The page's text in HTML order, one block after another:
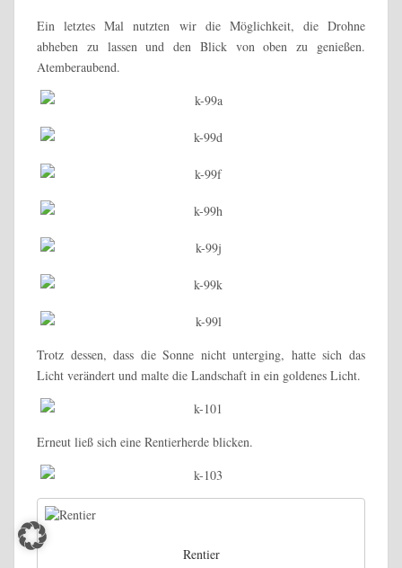
Ein letztes Mal nutzten wir die Möglichkeit, die Drohne
abheben zu lassen und den Blick von oben zu genießen.
Atemberaubend.
Trotz dessen, dass die Sonne nicht unterging, hatte sich das
Licht verändert und malte die Landschaft in ein goldenes Licht.
Erneut ließ sich eine Rentierherde blicken.
Rentier